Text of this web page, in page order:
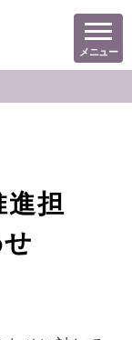
メニュー
進担